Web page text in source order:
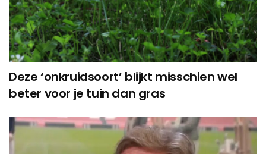
Deze ‘onkruidsoort’ blijkt misschien wel
beter voor je tuin dan gras